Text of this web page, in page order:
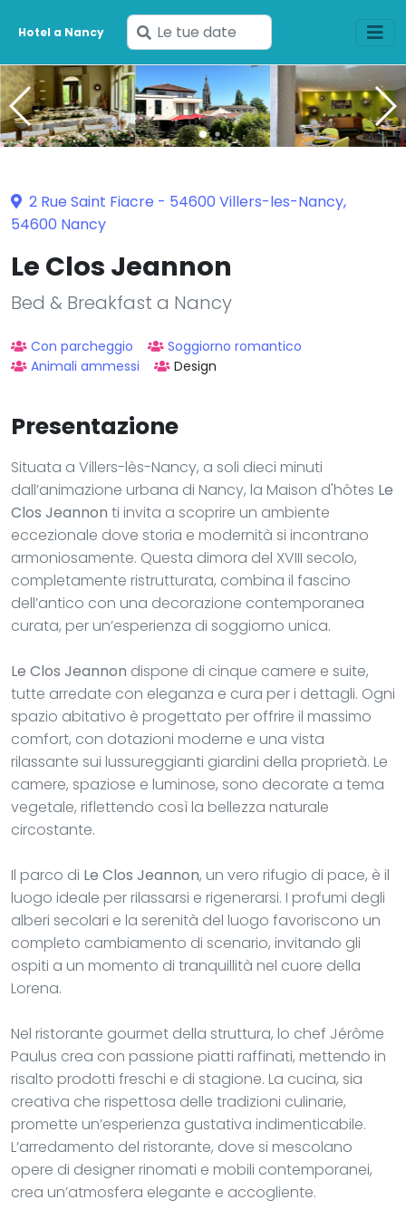
Hotel a Nancy
Inserisci
le
tue
date
2 Rue Saint Fiacre - 54600 Villers-les-Nancy,
54600 Nancy
Le Clos Jeannon
Bed & Breakfast a Nancy
Con parcheggio
Soggiorno romantico
Animali ammessi
Design
Presentazione
Situata a Villers-lès-Nancy, a soli dieci minuti
dall’animazione urbana di Nancy, la Maison d'hôtes Le
Clos Jeannon ti invita a scoprire un ambiente
eccezionale dove storia e modernità si incontrano
armoniosamente. Questa dimora del XVIII secolo,
completamente ristrutturata, combina il fascino
dell’antico con una decorazione contemporanea
curata, per un’esperienza di soggiorno unica.
Le Clos Jeannon dispone di cinque camere e suite,
tutte arredate con eleganza e cura per i dettagli. Ogni
spazio abitativo è progettato per offrire il massimo
comfort, con dotazioni moderne e una vista
rilassante sui lussureggianti giardini della proprietà. Le
camere, spaziose e luminose, sono decorate a tema
vegetale, riflettendo così la bellezza naturale
circostante.
Il parco di Le Clos Jeannon, un vero rifugio di pace, è il
luogo ideale per rilassarsi e rigenerarsi. I profumi degli
alberi secolari e la serenità del luogo favoriscono un
completo cambiamento di scenario, invitando gli
ospiti a un momento di tranquillità nel cuore della
Lorena.
Nel ristorante gourmet della struttura, lo chef Jérôme
Paulus crea con passione piatti raffinati, mettendo in
risalto prodotti freschi e di stagione. La cucina, sia
creativa che rispettosa delle tradizioni culinarie,
promette un’esperienza gustativa indimenticabile.
L’arredamento del ristorante, dove si mescolano
opere di designer rinomati e mobili contemporanei,
crea un’atmosfera elegante e accogliente.